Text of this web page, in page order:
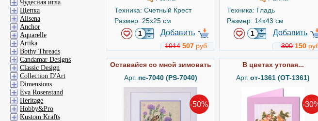
Техника: Счетный Крест
Размер: 25x25 см
Добавить
1014 507 руб.
Техника: Гладь
Размер: 14x43 см
Добавить
300 150
Оставайся со мной зимовать
Арт. пс-7040 (PS-7040)
-50%
В цветах утопая...
Арт. от-1361 (OT-1361)
-
Чудесная игла
Щепка
Alisena
Anchor
Aquarelle
Artika
Bothy Threads
Candamar Designs
Classic Design
Collection D'Art
Dimensions
Eva Rosenstand
Heritage
Hobby&Pro
Kustom Krafts